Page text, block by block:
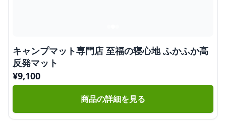
キャンプマット専門店 至福の寝心地 ふかふか高
反発マット
¥9,100
商品の詳細を見る